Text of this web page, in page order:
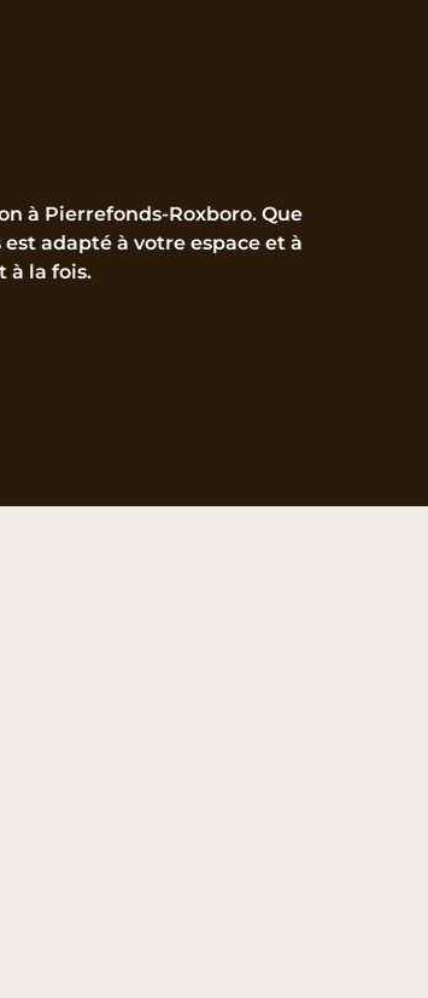
à Pierrefonds-Roxboro. Que
adapté à votre espace et à
à la fois.